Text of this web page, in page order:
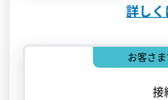
詳し
お客さ
接